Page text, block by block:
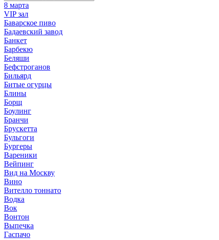
8 марта
VIP зал
Баварское пиво
Бадаевский завод
Банкет
Барбекю
Беляши
Бефстроганов
Бильярд
Битые огурцы
Блины
Борщ
Боулинг
Бранчи
Брускетта
Бульгоги
Бургеры
Вареники
Вейпинг
Вид на Москву
Вино
Вителло тоннато
Водка
Вок
Вонтон
Выпечка
Гаспачо